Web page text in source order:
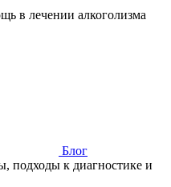
в лечении алкоголизма
Блог
подходы к диагностике и